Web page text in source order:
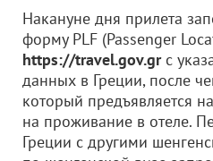
Накануне дня прилета
форму PLF (Passenger
https://travel.gov.grс
данных в Греции, после
который предъявляется
на проживание в отеле.
Греции с другими